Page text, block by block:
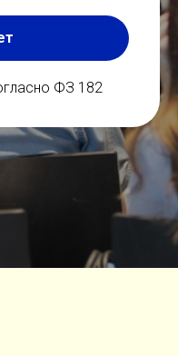
ФЗ 182